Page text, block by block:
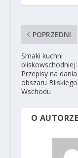
POPRZEDNI
Smaki kuchni
bliskowschodniej:
Przepisy na
obszaru Bliskiego
Wschodu
O AUTORZE